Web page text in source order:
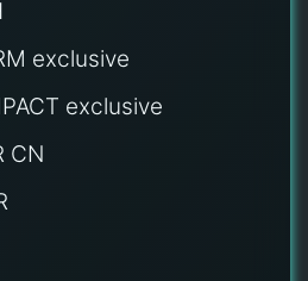
exclusive
exclusive
CN